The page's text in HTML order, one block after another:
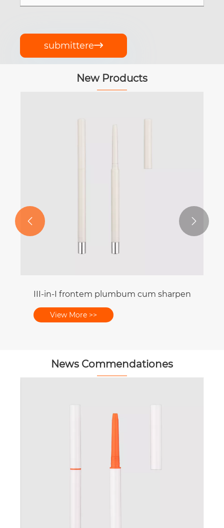
submittere
New Products
packaging
III-in-I frontem plumbum cum sharpener et
View More >>
 
News Commendationes